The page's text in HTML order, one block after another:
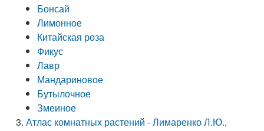
Бонсай
Лимонное
Китайская роза
Фикус
Лавр
Мандариновое
Бутылочное
Змеиное
Атлас комнатных растений - Лимаренко Л.Ю.,